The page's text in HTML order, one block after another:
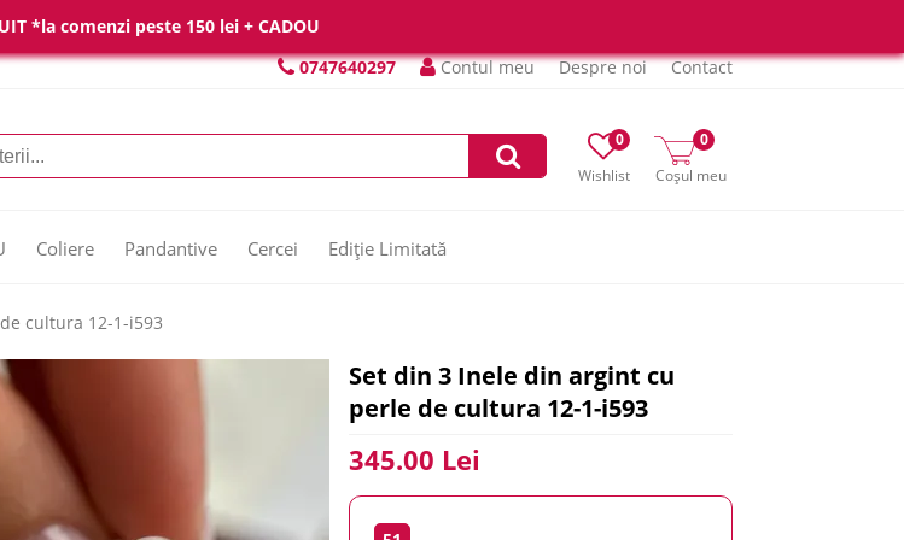
*la comenzi peste 150 lei + CADOU
0747640297
Contul meu Despre noi Contact
Wishlist
0
Coșul meu
0
Coliere Pandantive Cercei Ediție Limitată
cultura 12-1-i593
Set din 3 Inele din argint cu
perle de cultura 12-1-i593
345.00 Lei